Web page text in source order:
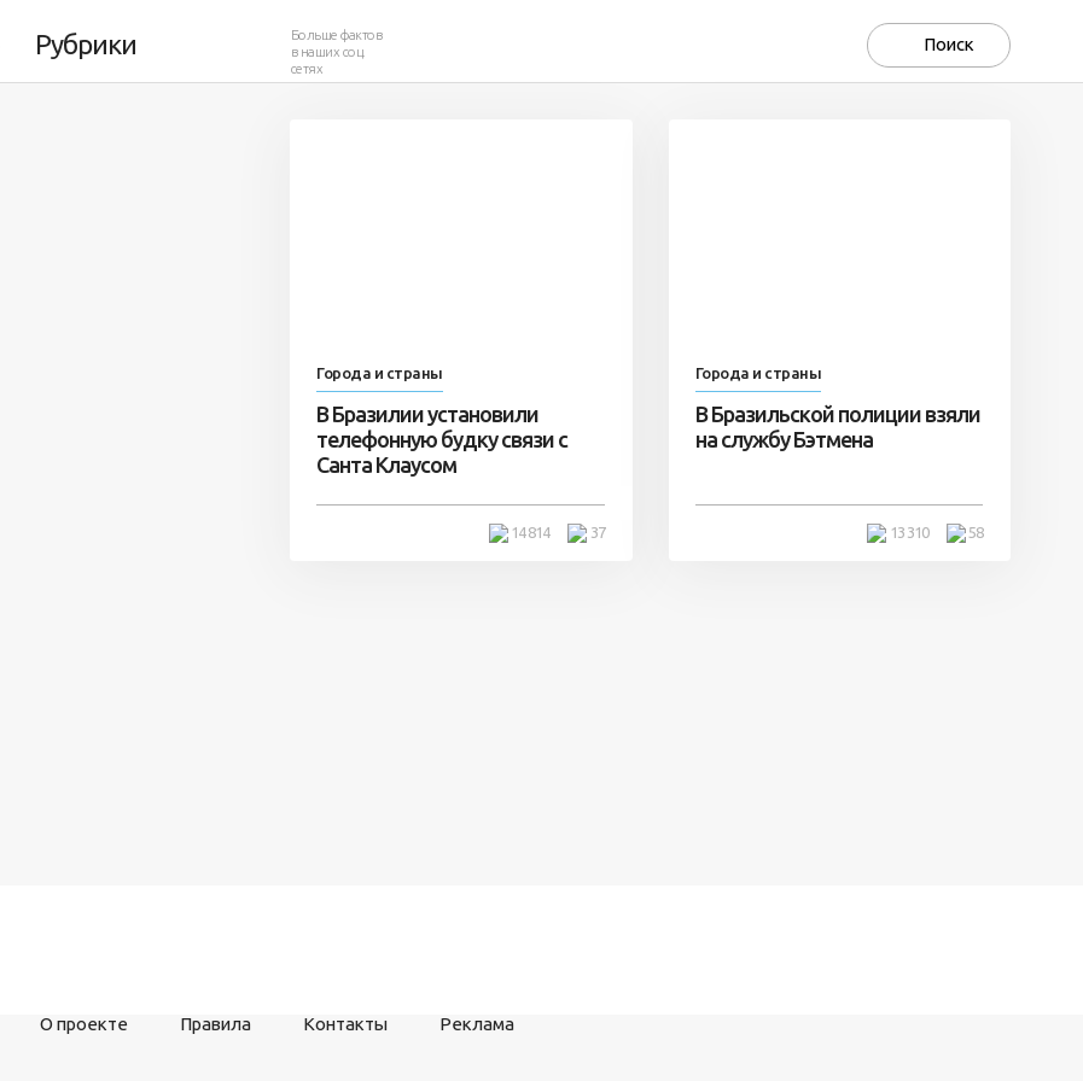
Рубрики
Больше фактов
в наших соц.
сетях
Города и страны
В Бразилии установили
телефонную будку связи с
Санта Клаусом
37
14 814
Города и страны
В Бразильской полиции взяли
на службу Бэтмена
58
13 310
О проекте Правила Контакты Реклама